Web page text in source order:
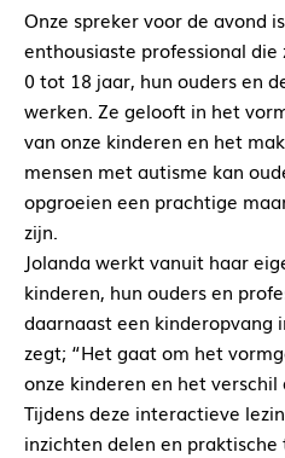
Onze spreker voor de avond
enthousiaste professional
0 tot 18 jaar, hun ouders en
werken. Ze gelooft in het
van onze kinderen en het
mensen met autisme kan
opgroeien een prachtige
zijn.
Jolanda werkt vanuit haar
kinderen, hun ouders en
daarnaast een kinderopvang
zegt; “Het gaat om het
onze kinderen en het verschil
Tijdens deze interactieve
inzichten delen en